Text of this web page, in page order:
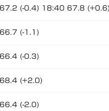
(-0.4) 18:40 67.8 (+0.6)
(-1.1)
(-0.3)
(+2.0)
(-2.0)